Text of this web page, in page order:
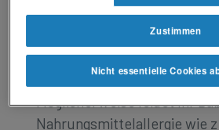
Warum hat mein
Möglicherweise leidet Ihr
Nahrungsmittelallergie wie
Nicht essentielle Cookies
Zustimmen